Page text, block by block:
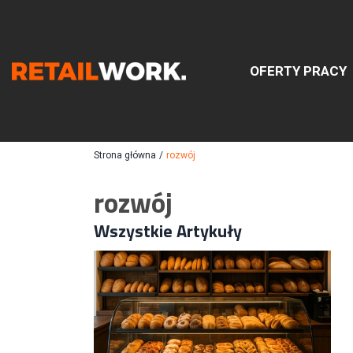
OFERTY PRACY
Szukaj oferty pracy:
Chcesz być na bieżąco z najnowszymi
Strona główna / rozwój
rozwój
Wszystkie Artykuły